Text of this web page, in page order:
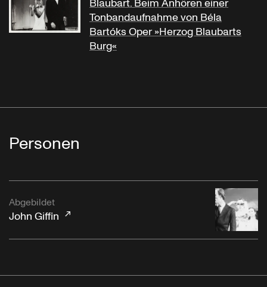
Blaubart. Beim Anhören einer
Tonbandaufnahme von Béla
Bartóks Oper »Herzog Blaubarts
Burg«
Personen
Abgebildet
John Giffin